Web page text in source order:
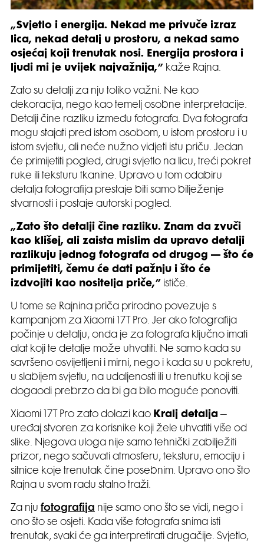
„Svjetlo i energija. Nekad me privuče izraz
lica, nekad detalj u prostoru, a nekad samo
osjećaj koji trenutak nosi. Energija prostora i
ljudi mi je uvijek najvažnija,” kaže Rajna.
Zato su detalji za nju toliko važni. Ne kao
dekoracija, nego kao temelj osobne interpretacije.
Detalji čine razliku između fotografa. Dva fotografa
mogu stajati pred istom osobom, u istom prostoru i u
istom svjetlu, ali neće nužno vidjeti istu priču. Jedan
će primijetiti pogled, drugi svjetlo na licu, treći pokret
ruke ili teksturu tkanine. Upravo u tom odabiru
detalja fotografija prestaje biti samo bilježenje
stvarnosti i postaje autorski pogled.
„Zato što detalji čine razliku. Znam da zvuči
kao klišej, ali zaista mislim da upravo detalji
razlikuju jednog fotografa od drugog — što će
primijetiti, čemu će dati pažnju i što će
izdvojiti kao nositelja priče,” ističe.
U tome se Rajnina priča prirodno povezuje s
kampanjom za Xiaomi 17T Pro. Jer ako fotografija
počinje u detalju, onda je za fotografa ključno imati
alat koji te detalje može uhvatiti. Ne samo kada su
savršeno osvijetljeni i mirni, nego i kada su u pokretu,
u slabijem svjetlu, na udaljenosti ili u trenutku koji se
dogaodi prebrzo da bi ga bilo moguće ponoviti.
Xiaomi 17T Pro zato dolazi kao Kralj detalja –
uređaj stvoren za korisnike koji žele uhvatiti više od
slike. Njegova uloga nije samo tehnički zabilježiti
prizor, nego sačuvati atmosferu, teksturu, emociju i
sitnice koje trenutak čine posebnim. Upravo ono što
Rajna u svom radu stalno traži.
Za nju fotografija nije samo ono što se vidi, nego i
ono što se osjeti. Kada više fotografa snima isti
trenutak, svaki će ga interpretirati drugačije. Svjetlo,